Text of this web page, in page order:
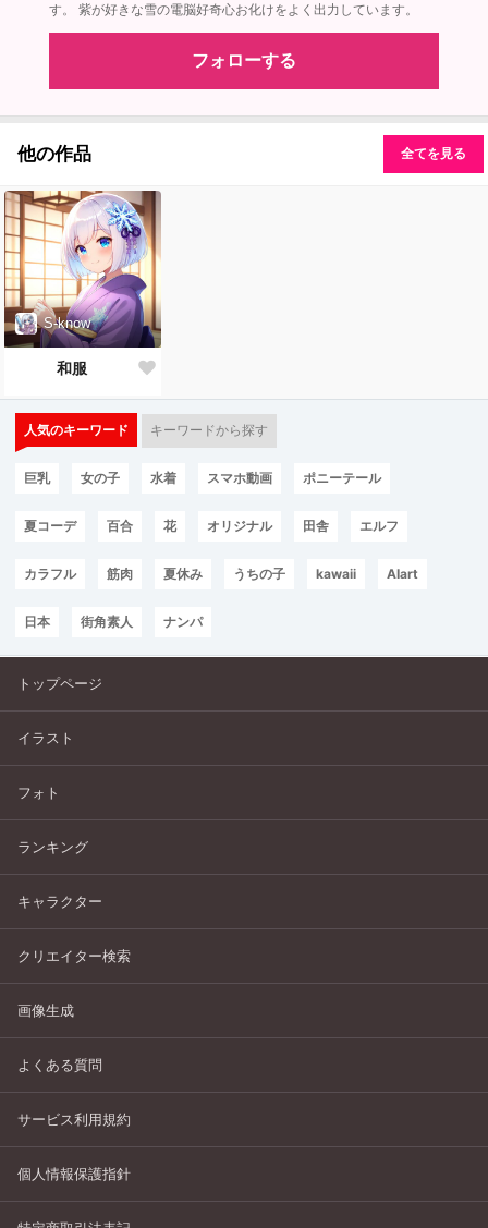
す。 紫が好きな雪の電脳好奇心お化けをよく出力しています。
フォローする
他の作品 全てを見る
S-know
和服
人気のキーワード キーワードから探す
巨乳 女の子 水着 スマホ動画 ポニーテール
夏コーデ 百合 花 オリジナル 田舎 エルフ
カラフル 筋肉 夏休み うちの子 kawaii AIart
日本 街角素人 ナンパ
トップページ
イラスト
フォト
ランキング
キャラクター
クリエイター検索
画像生成
よくある質問
サービス利用規約
個人情報保護指針